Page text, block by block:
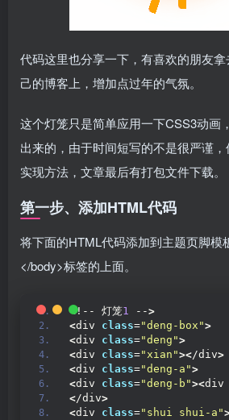
代码这里也分享一下，有喜欢的朋友
己的博客上，增加点过年的气氛。
这个灯笼只是简单应用一下CSS3动画
出来的，由于时间短写的不是很严谨
实现方法，文章最后有打包文件下载。
第一步、添加HTML代码
将下面的HTML代码添加到主题页脚模
</body>标签的上面。
<!-- 灯笼1 -->
<div class="deng-box">
<div class="deng">
<div class="xian"></div>
<div class="deng-a">
<div class="deng-b"><div
</div>
<div class="shui shui-a"